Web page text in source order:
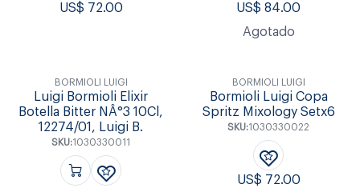
US$ 72.00 US$84.00
Agotado
BORMIOLI LUIGI
Luigi Bormioli Elixir
Botella Bitter NÂ°3 10Cl,
12274/01, Luigi B.
SKU:1030330011
BORMIOLI LUIGI
Bormioli Luigi Copa
Spritz Mixology Setx6
SKU:1030330022
US$ 72.00